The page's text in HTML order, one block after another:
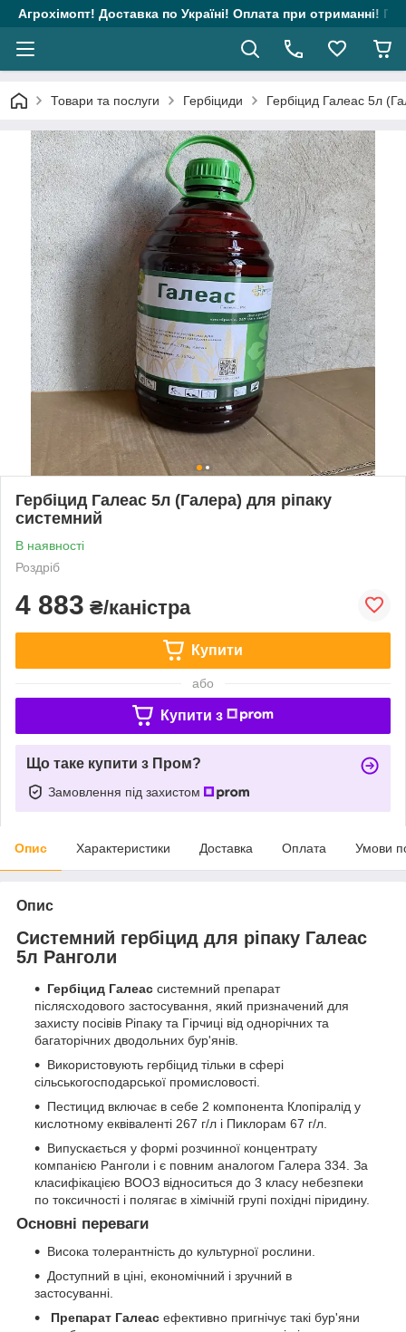
Агрохімопт! Доставка по Україні! Оплата при отриманні!
Товари та послуги Гербіциди Гербіцид Галеас 5л
Гербіцид Галеас 5л (Галера) для ріпаку
системний
В наявності
Роздріб
4 883 ₴/каністра
Купити
або
Купити з
Що таке купити з Пром?
Замовлення під захистом
Опис Характеристики Доставка Оплата Умови
Опис
Системний гербіцид для ріпаку Галеас
5л Ранголи
Гербіцид Галеас системний препарат
післясходового застосування, який призначений для
захисту посівів Ріпаку та Гірчиці від однорічних та
багаторічних дводольних бур'янів.
Використовують гербіцид тільки в сфері
сільськогосподарської промисловості.
Пестицид включає в себе 2 компонента Клопіралід у
кислотному еквіваленті 267 г/л і Пиклорам 67 г/л.
Випускається у формі розчинної концентрату
компанією Ранголи і є повним аналогом Галера 334. За
класифікацією ВООЗ відноситься до 3 класу небезпеки
по токсичності і полягає в хімічній групі похідні піридину.
Основні переваги
Висока толерантність до культурної рослини.
Доступний в ціні, економічний і зручний в
застосуванні.
Препарат Галеас ефективно пригнічує такі бур'яни